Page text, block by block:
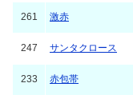
261 激赤
247 サンタクロース
233 赤包帯